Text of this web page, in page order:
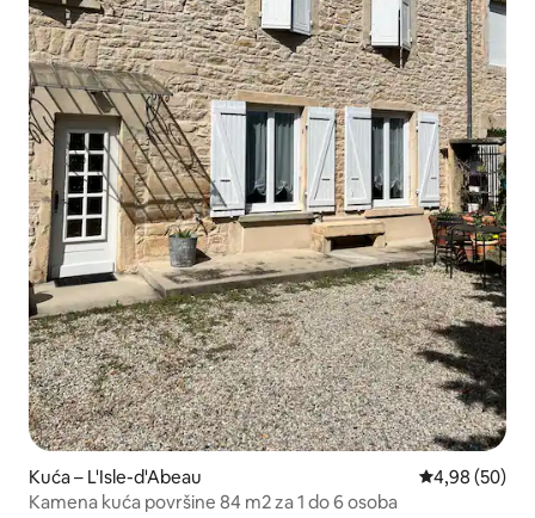
Kuća – L'Isle-d'Abeau Prosječna
4,98 (50)
Kamena kuća površine 84 m2 za 1 do 6 osoba